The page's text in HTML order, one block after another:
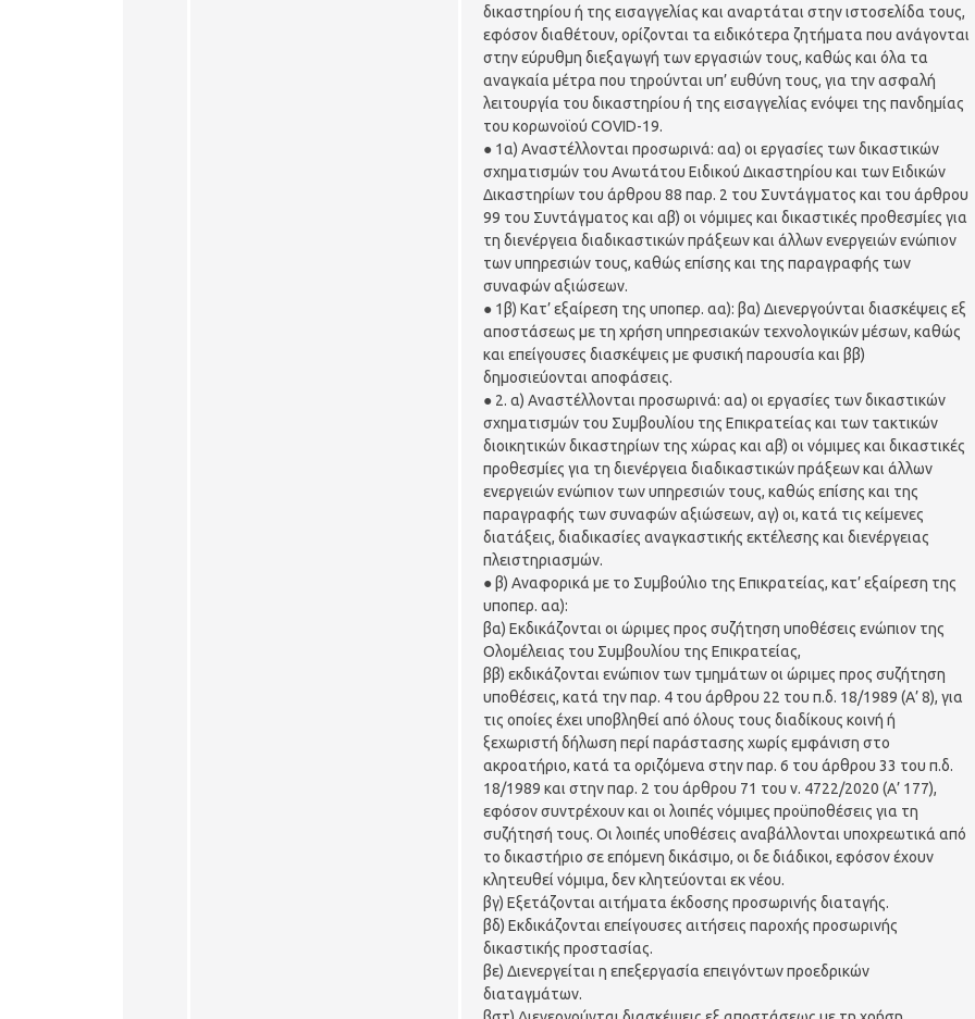
δικαστηρίου ή της εισαγγελίας και αναρτάται στην ιστοσελίδα τους,
εφόσον διαθέτουν, ορίζονται τα ειδικότερα ζητήματα που ανάγονται
στην εύρυθμη διεξαγωγή των εργασιών τους, καθώς και όλα τα
αναγκαία μέτρα που τηρούνται υπ’ ευθύνη τους, για την ασφαλή
λειτουργία του δικαστηρίου ή της εισαγγελίας ενόψει της πανδημίας
του κορωνοϊού COVID-19.
● 1α) Αναστέλλονται προσωρινά: αα) οι εργασίες των δικαστικών
σχηματισμών του Ανωτάτου Ειδικού Δικαστηρίου και των Ειδικών
Δικαστηρίων του άρθρου 88 παρ. 2 του Συντάγματος και του άρθρου
99 του Συντάγματος και αβ) οι νόμιμες και δικαστικές προθεσμίες για
τη διενέργεια διαδικαστικών πράξεων και άλλων ενεργειών ενώπιον
των υπηρεσιών τους, καθώς επίσης και της παραγραφής των
συναφών αξιώσεων.
● 1β) Κατ’ εξαίρεση της υποπερ. αα): βα) Διενεργούνται διασκέψεις εξ
αποστάσεως με τη χρήση υπηρεσιακών τεχνολογικών μέσων, καθώς
και επείγουσες διασκέψεις με φυσική παρουσία και ββ)
δημοσιεύονται αποφάσεις.
● 2. α) Αναστέλλονται προσωρινά: αα) οι εργασίες των δικαστικών
σχηματισμών του Συμβουλίου της Επικρατείας και των τακτικών
διοικητικών δικαστηρίων της χώρας και αβ) οι νόμιμες και δικαστικές
προθεσμίες για τη διενέργεια διαδικαστικών πράξεων και άλλων
ενεργειών ενώπιον των υπηρεσιών τους, καθώς επίσης και της
παραγραφής των συναφών αξιώσεων, αγ) οι, κατά τις κείμενες
διατάξεις, διαδικασίες αναγκαστικής εκτέλεσης και διενέργειας
πλειστηριασμών.
● β) Αναφορικά με το Συμβούλιο της Επικρατείας, κατ’ εξαίρεση της
υποπερ. αα):
βα) Εκδικάζονται οι ώριμες προς συζήτηση υποθέσεις ενώπιον της
Ολομέλειας του Συμβουλίου της Επικρατείας,
ββ) εκδικάζονται ενώπιον των τμημάτων οι ώριμες προς συζήτηση
υποθέσεις, κατά την παρ. 4 του άρθρου 22 του π.δ. 18/1989 (Α’ 8), για
τις οποίες έχει υποβληθεί από όλους τους διαδίκους κοινή ή
ξεχωριστή δήλωση περί παράστασης χωρίς εμφάνιση στο
ακροατήριο, κατά τα οριζόμενα στην παρ. 6 του άρθρου 33 του π.δ.
18/1989 και στην παρ. 2 του άρθρου 71 του ν. 4722/2020 (Α’ 177),
εφόσον συντρέχουν και οι λοιπές νόμιμες προϋποθέσεις για τη
συζήτησή τους. Oι λοιπές υποθέσεις αναβάλλονται υποχρεωτικά από
το δικαστήριο σε επόμενη δικάσιμο, οι δε διάδικοι, εφόσον έχουν
κλητευθεί νόμιμα, δεν κλητεύονται εκ νέου.
βγ) Εξετάζονται αιτήματα έκδοσης προσωρινής διαταγής.
βδ) Εκδικάζονται επείγουσες αιτήσεις παροχής προσωρινής
δικαστικής προστασίας.
βε) Διενεργείται η επεξεργασία επειγόντων προεδρικών
διαταγμάτων.